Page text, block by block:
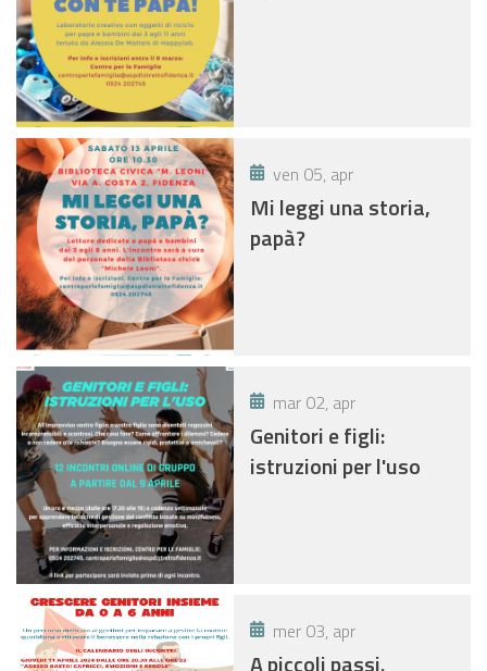
ven 05, apr
Mi leggi una storia,
papà?
mar 02, apr
Genitori e figli:
istruzioni per l'uso
mer 03, apr
A piccoli passi.